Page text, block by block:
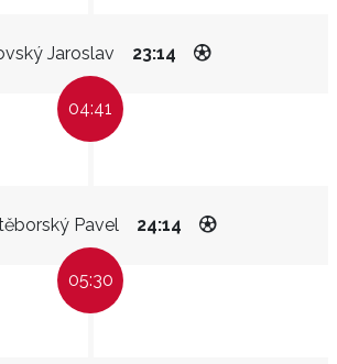
Jaroslav 23:14
04:41
Pavel 24:14
05:30